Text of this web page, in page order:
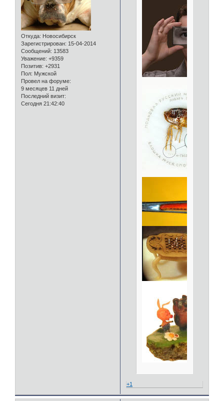
Откуда: Новосибирск
Зарегистрирован: 15-04-2014
Сообщений: 13583
Уважение: +9359
Позитив: +2931
Пол: Мужской
Провел на форуме:
9 месяцев 11 дней
Последний визит:
Сегодня 21:42:40
+1